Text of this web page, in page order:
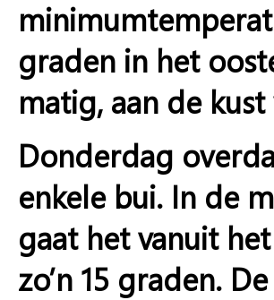
graden in het
matig, aan de
Donderdag
enkele bui. In de
gaat het vanuit
zo’n 15 graden.